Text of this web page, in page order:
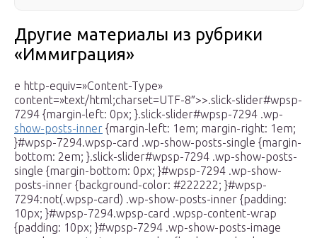
Другие материалы из рубрики
«Иммиграция»
e http-equiv=»Content-Type»
content=»text/html;charset=UTF-8″>>.slick-slider#wpsp-
7294 {margin-left: 0px; }.slick-slider#wpsp-7294 .wp-
show-posts-inner {margin-left: 1em; margin-right: 1em;
}#wpsp-7294.wpsp-card .wp-show-posts-single {margin-
bottom: 2em; }.slick-slider#wpsp-7294 .wp-show-posts-
single {margin-bottom: 0px; }#wpsp-7294 .wp-show-
posts-inner {background-color: #222222; }#wpsp-
7294:not(.wpsp-card) .wp-show-posts-inner {padding:
10px; }#wpsp-7294.wpsp-card .wpsp-content-wrap
{padding: 10px; }#wpsp-7294 .wp-show-posts-image